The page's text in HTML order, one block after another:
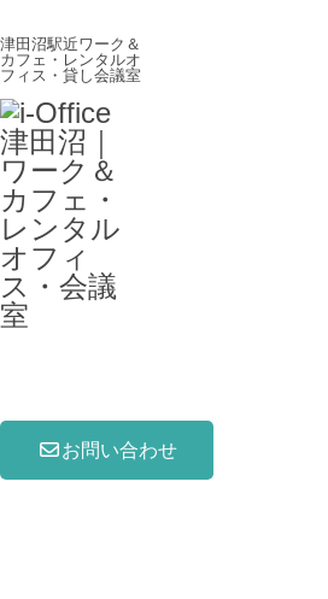
津田沼駅近ワーク＆
カフェ・レンタルオ
フィス・貸し会議室
お問い合わせ